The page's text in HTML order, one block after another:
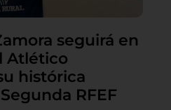
seguirá en
Atlético
histórica
RFEF